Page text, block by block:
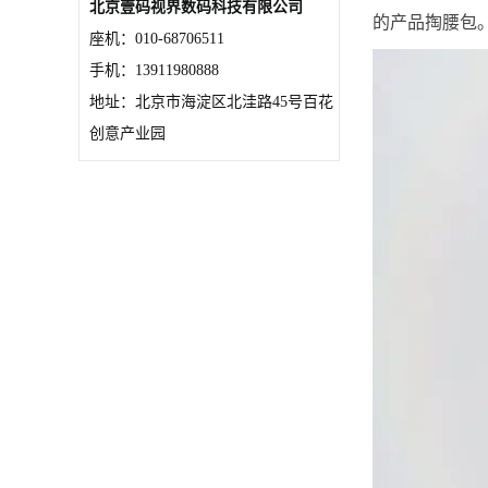
北京壹码视界数码科技有限公司
座机：010-68706511
手机：13911980888
地址：北京市海淀区北洼路45号百花
创意产业园
的产品掏腰包